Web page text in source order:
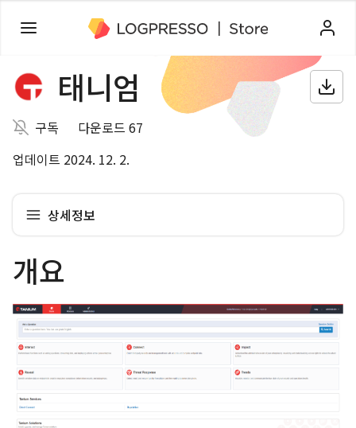
태니엄
구독
다운로드 67
업데이트 2024. 12. 2.
상세정보
개요